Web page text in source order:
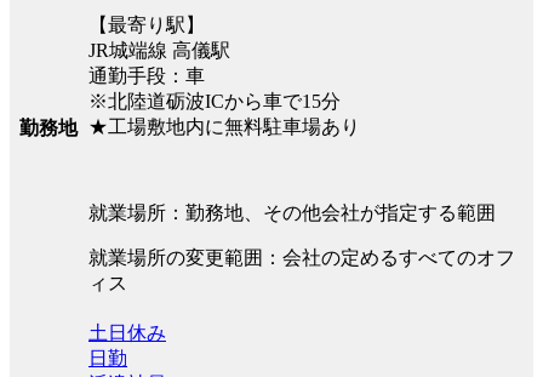
勤務地
【最寄り駅】
JR城端線 高儀駅
通勤手段：車
※北陸道砺波ICから車で15分
★工場敷地内に無料駐車場あり
就業場所：勤務地、その他会社が指定する範囲
就業場所の変更範囲：会社の定めるすべてのオフ
ィス
土日休み
日勤